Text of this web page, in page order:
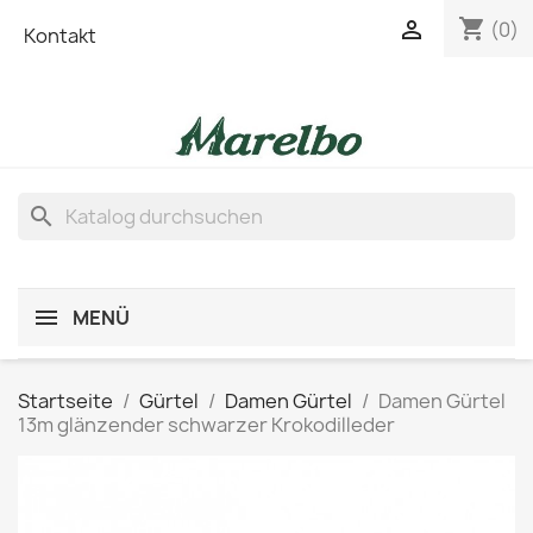
Kontakt shopping_cart (0)

search
MENÜ
Startseite Gürtel Damen Gürtel
Damen Gürtel
13m glänzender schwarzer Krokodilleder